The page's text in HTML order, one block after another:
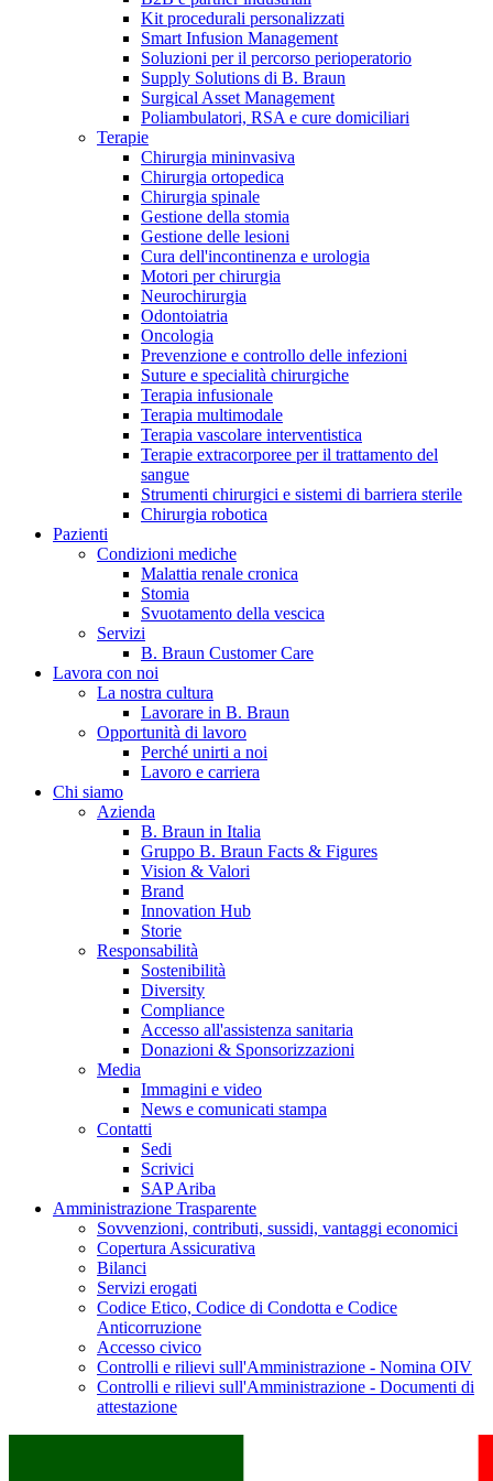
Catalogo prodotti
Trova il prodotto che stai cercando. Visita il catalogo B.
Braun con il nostro portfolio completo.
Hai domande o richieste? Scrivici per entrare subito in
contatto con un nostro referente.
B. Braun in Italia
Scopri chi siamo ed entra nel mondo di B. Braun in Italia: 4
sedi, 4 aziende, più di 700 dipendenti e un Centro di
Eccellenza a livello globale.
Kit procedurali personalizzati
Smart Infusion Management
Soluzioni per il percorso perioperatorio
Supply Solutions di B. Braun
Surgical Asset Management
Poliambulatori, RSA e cure domiciliari
Terapie
Chirurgia mininvasiva
Chirurgia ortopedica
Chirurgia spinale
Gestione della stomia
Gestione delle lesioni
Cura dell'incontinenza e urologia
Motori per chirurgia
Neurochirurgia
Odontoiatria
Oncologia
Prevenzione e controllo delle infezioni
Suture e specialità chirurgiche
Terapia infusionale
Terapia multimodale
Terapia vascolare interventistica
Terapie extracorporee per il trattamento del
sangue
Strumenti chirurgici e sistemi di barriera sterile
Chirurgia robotica
Pazienti
Condizioni mediche
Malattia renale cronica
Stomia
Svuotamento della vescica
Servizi
B. Braun Customer Care
Lavora con noi
La nostra cultura
Lavorare in B. Braun
Opportunità di lavoro
Perché unirti a noi
Lavoro e carriera
Chi siamo
Azienda
B. Braun in Italia
Gruppo B. Braun Facts & Figures
Vision & Valori
Brand
Innovation Hub
Storie
Responsabilità
Sostenibilità
Diversity
Compliance
Accesso all'assistenza sanitaria
Donazioni & Sponsorizzazioni
Media
Immagini e video
News e comunicati stampa
Contatti
Sedi
Scrivici
SAP Ariba
Amministrazione Trasparente
Sovvenzioni, contributi, sussidi, vantaggi economici
Copertura Assicurativa
Bilanci
Servizi erogati
Codice Etico, Codice di Condotta e Codice
Anticorruzione
Accesso civico
Controlli e rilievi sull'Amministrazione - Nomina OIV
Controlli e rilievi sull'Amministrazione - Documenti di
attestazione